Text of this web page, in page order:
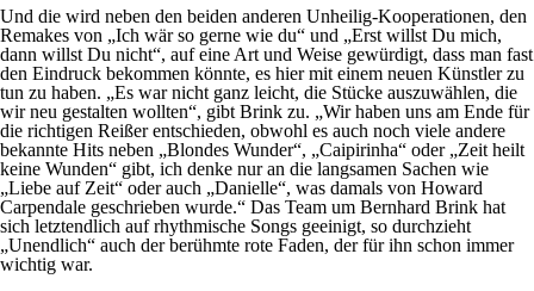
Und die wird neben den beiden anderen Unheilig-Kooperationen, den
Remakes von „Ich wär so gerne wie du“ und „Erst willst Du mich,
dann willst Du nicht“, auf eine Art und Weise gewürdigt, dass man fast
den Eindruck bekommen könnte, es hier mit einem neuen Künstler zu
tun zu haben. „Es war nicht ganz leicht, die Stücke auszuwählen, die
wir neu gestalten wollten“, gibt Brink zu. „Wir haben uns am Ende für
die richtigen Reißer entschieden, obwohl es auch noch viele andere
bekannte Hits neben „Blondes Wunder“, „Caipirinha“ oder „Zeit heilt
keine Wunden“ gibt, ich denke nur an die langsamen Sachen wie
„Liebe auf Zeit“ oder auch „Danielle“, was damals von Howard
Carpendale geschrieben wurde.“ Das Team um Bernhard Brink hat
sich letztendlich auf rhythmische Songs geeinigt, so durchzieht
„Unendlich“ auch der berühmte rote Faden, der für ihn schon immer
wichtig war.